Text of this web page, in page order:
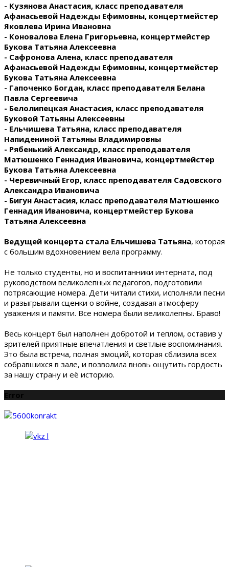
- Кузянова Анастасия, класс преподавателя
Афанасьевой Надежды Ефимовны, концертмейстер
Яковлева Ирина Ивановна
- Коновалова Елена Григорьевна, концертмейстер
Букова Татьяна Алексеевна
- Сафронова Алена, класс преподавателя
Афанасьевой Надежды Ефимовны, концертмейстер
Букова Татьяна Алексеевна
- Гапоченко Богдан, класс преподавателя Белана
Павла Сергеевича
- Белолипецкая Анастасия, класс преподавателя
Буковой Татьяны Алексеевны
- Ельчишева Татьяна, класс преподавателя
Напидениной Татьяны Владимировны
- Рябенький Александр, класс преподавателя
Матюшенко Геннадия Ивановича, концертмейстер
Букова Татьяна Алексеевна
- Черевичный Егор, класс преподавателя Садовского
Александра Ивановича
- Бигун Анастасия, класс преподавателя Матюшенко
Геннадия Ивановича, концертмейстер Букова
Татьяна Алексеевна
Ведущей концерта стала Ельчишева Татьяна, которая
с большим вдохновением вела программу.
Не только студенты, но и воспитанники интерната, под
руководством великолепных педагогов, подготовили
потрясающие номера. Дети читали стихи, исполняли песни
и разыгрывали сценки о войне, создавая атмосферу
уважения и памяти. Все номера были великолепны. Браво!
Весь концерт был наполнен добротой и теплом, оставив у
зрителей приятные впечатления и светлые воспоминания.
Это была встреча, полная эмоций, которая сблизила всех
собравшихся в зале, и позволила вновь ощутить гордость
за нашу страну и её историю.
Error